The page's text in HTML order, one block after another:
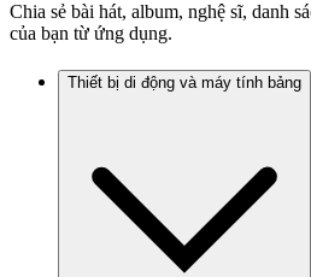
Chia sẻ bài hát, album, nghệ sĩ, danh
của bạn từ ứng dụng.
Thiết bị di động và máy tính bảng